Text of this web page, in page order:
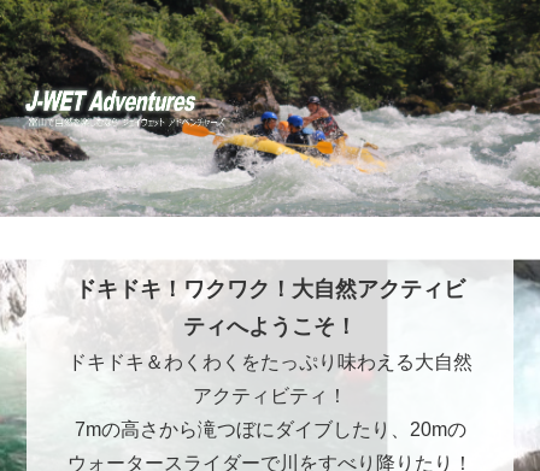
ドキドキ！ワクワク！大自然アクティビ
ティへようこそ！
ドキドキ＆わくわくをたっぷり味わえる大自然
アクティビティ！
7mの高さから滝つぼにダイブしたり、20mの
ウォータースライダーで川をすべり降りたり！